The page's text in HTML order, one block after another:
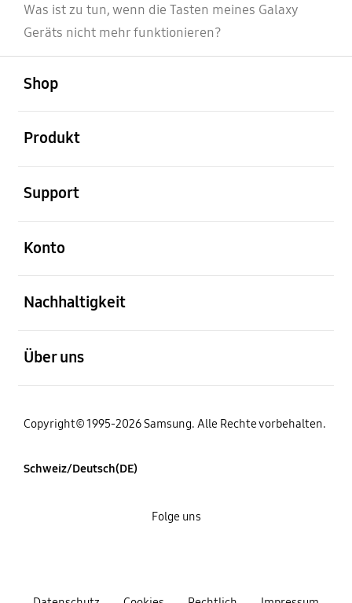
Was ist zu tun, wenn die Tasten meines Galaxy
Geräts nicht mehr funktionieren?
Shop
Produkt
Support
Konto
Nachhaltigkeit
Über uns
Copyright© 1995-2026 Samsung. Alle Rechte vorbehalten.
Schweiz/Deutsch(DE)
Folge uns